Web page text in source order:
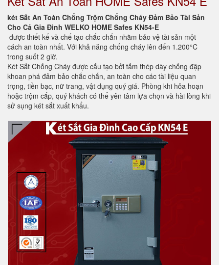
két Sắt An Toàn Chống Trộm Chống Cháy Đảm Bảo Tài Sản
Cho Cả Gia Đình WELKO HOME Safes KN54-E
được thiết kế và chế tạo chắc chắn nhằm bảo vệ tài sản một
cách an toàn nhất. Với khả năng chống cháy lên đến 1.200°C
trong suốt 2 giờ.
Két Sắt Chống Cháy được cấu tạo bởi tấm thép dày chống đập
khoan phá đảm bảo chắc chắn, an toàn cho các tài liệu quan
trọng, tiền bạc, nữ trang, vật dụng quý giá. Phòng khi hỏa hoạn
hoặc trộm cắp, quý khách có thể yên tâm lựa chọn và hài lòng khi
sử sụng két sắt xuất khẩu.